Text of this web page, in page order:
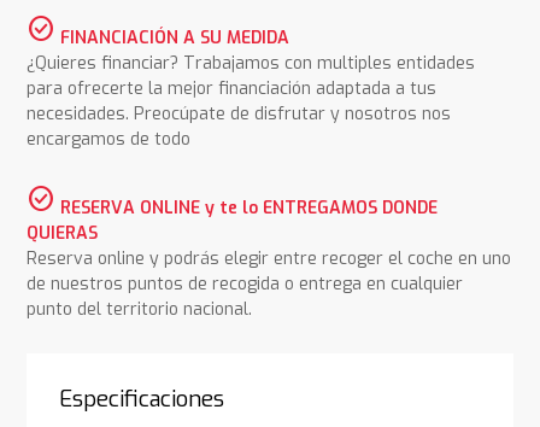
check_circle FINANCIACIÓN A SU MEDIDA
¿Quieres financiar? Trabajamos con multiples entidades
para ofrecerte la mejor financiación adaptada a tus
necesidades. Preocúpate de disfrutar y nosotros nos
encargamos de todo
check_circle RESERVA ONLINE y te lo ENTREGAMOS DONDE
QUIERAS
Reserva online y podrás elegir entre recoger el coche en uno
de nuestros puntos de recogida o entrega en cualquier
punto del territorio nacional.
Especificaciones